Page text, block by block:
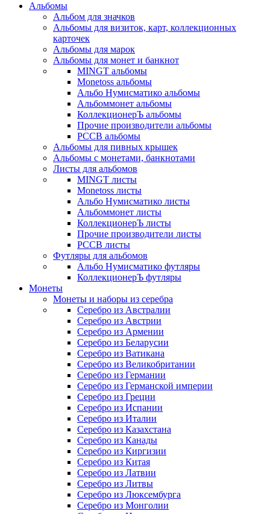
Альбомы
Альбом для значков
Альбомы для визиток, карт, коллекционных
карточек
Альбомы для марок
Альбомы для монет и банкнот
MINGT альбомы
Monetoss альбомы
Альбо Нумисматико альбомы
Альбоммонет альбомы
КоллекционерЪ альбомы
Прочие производители альбомы
РССВ альбомы
Альбомы для пивных крышек
Альбомы с монетами, банкнотами
Листы для альбомов
MINGT листы
Monetoss листы
Альбо Нумисматико листы
Альбоммонет листы
КоллекционерЪ листы
Прочие производители листы
РССВ листы
Футляры для альбомов
Альбо Нумисматико футляры
КоллекционерЪ футляры
Монеты
Монеты и наборы из серебра
Серебро из Австралии
Серебро из Австрии
Серебро из Армении
Серебро из Беларусии
Серебро из Ватикана
Серебро из Великобритании
Серебро из Германии
Серебро из Германской империи
Серебро из Греции
Серебро из Испании
Серебро из Италии
Серебро из Казахстана
Серебро из Канады
Серебро из Киргизии
Серебро из Китая
Серебро из Латвии
Серебро из Литвы
Серебро из Люксембурга
Серебро из Монголии